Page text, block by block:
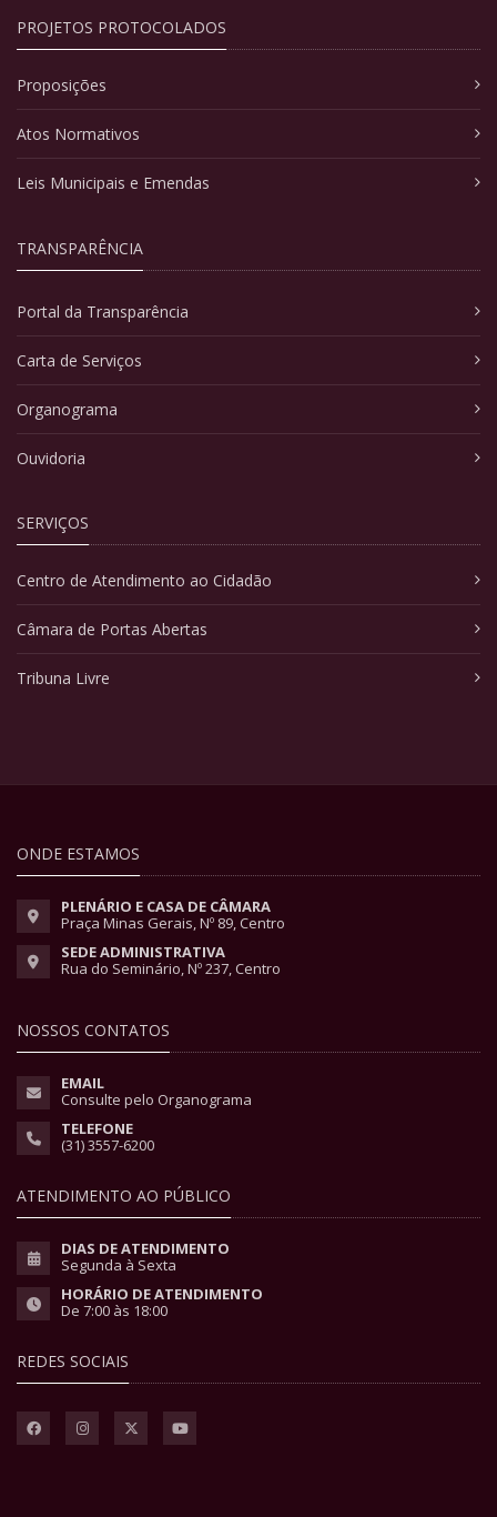
PROJETOS PROTOCOLADOS
Proposições
Atos Normativos
Leis Municipais e Emendas
TRANSPARÊNCIA
Portal da Transparência
Carta de Serviços
Organograma
Ouvidoria
SERVIÇOS
Centro de Atendimento ao Cidadão
Câmara de Portas Abertas
Tribuna Livre
ONDE ESTAMOS
PLENÁRIO E CASA DE CÂMARA
Praça Minas Gerais, Nº 89, Centro
SEDE ADMINISTRATIVA
Rua do Seminário, Nº 237, Centro
NOSSOS CONTATOS
EMAIL
Consulte pelo Organograma
TELEFONE
(31) 3557-6200
ATENDIMENTO AO PÚBLICO
DIAS DE ATENDIMENTO
Segunda à Sexta
HORÁRIO DE ATENDIMENTO
De 7:00 às 18:00
REDES SOCIAIS